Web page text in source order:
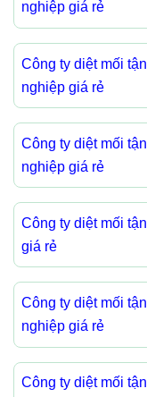
nghiệp giá rẻ
Công ty diệt mối
nghiệp giá rẻ
Công ty diệt mối
nghiệp giá rẻ
Công ty diệt mối
giá rẻ
Công ty diệt mối
nghiệp giá rẻ
Công ty diệt mối